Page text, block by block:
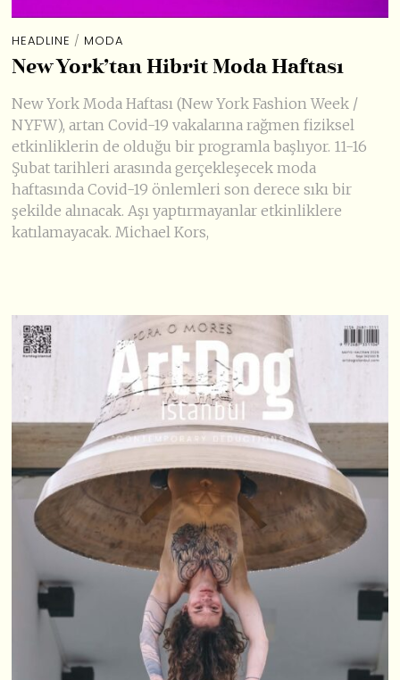
HEADLINE / MODA
New York’tan Hibrit Moda Haftası
New York Moda Haftası (New York Fashion Week /
NYFW), artan Covid-19 vakalarına rağmen fiziksel
etkinliklerin de olduğu bir programla başlıyor. 11-16
Şubat tarihleri arasında gerçekleşecek moda
haftasında Covid-19 önlemleri son derece sıkı bir
şekilde alınacak. Aşı yaptırmayanlar etkinliklere
katılamayacak. Michael Kors,